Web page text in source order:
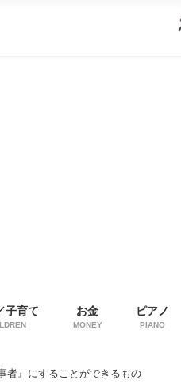
子育て お金
MONEY
ピアノ
PIANO
者』にすることができるもの